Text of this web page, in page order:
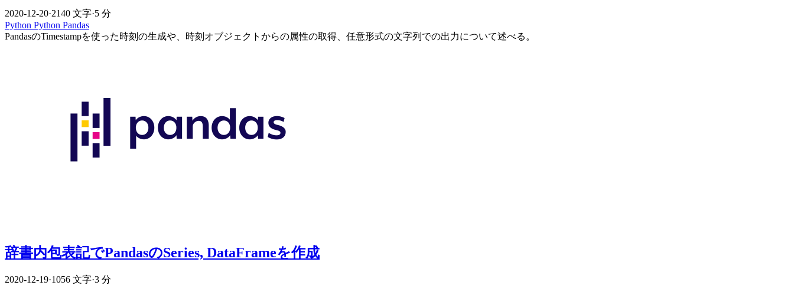
2020-12-20·2140 文字·5 分
Python Python Pandas
PandasのTimestampを使った時刻の生成や、時刻オブジェクトからの属性の取得、任意形式の文字列での出力について述べる。
辞書内包表記でPandasのSeries, DataFrameを作成
2020-12-19·1056 文字·3 分